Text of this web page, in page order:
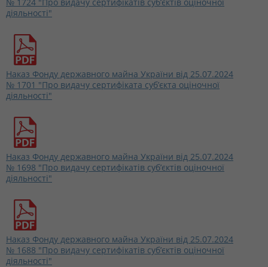
діяльності"
Наказ Фонду державного майна України від 25.07.2024
№ 1701 "Про видачу сертифіката суб’єкта оціночної
діяльності"
Наказ Фонду державного майна України від 25.07.2024
№ 1698 "Про видачу сертифікатів суб’єктів оціночної
діяльності"
Наказ Фонду державного майна України від 25.07.2024
№ 1688 "Про видачу сертифікатів суб’єктів оціночної
діяльності"